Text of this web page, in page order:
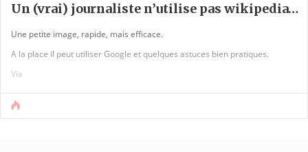
Un (vrai) journaliste n’utilise pas wikipedia…
Une petite image, rapide, mais efficace.
A la place il peut utiliser Google et quelques astuces bien pratiques.
Via